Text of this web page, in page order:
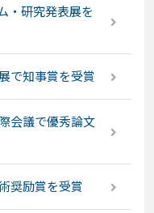
・研究発表展を
で知事賞を受賞
会議で優秀論文
奨励賞を受賞